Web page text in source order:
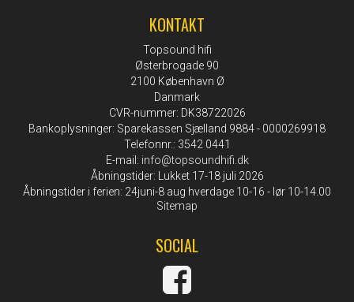
KONTAKT
Topsound hifi
Østerbrogade 90
2100 København Ø
Danmark
CVR-nummer: DK38722026
Bankoplysninger: Sparekassen Sjælland 9884 - 0000269918
Telefonnr.: 3542 0441
E-mail : info@topsoundhifi.dk
Åbningstider: Lukket 17-18 juli 2026
Åbningstider i ferien: 24juni-8 aug hverdage 10-16 - lør 10-14.00
Sitemap
SOCIAL